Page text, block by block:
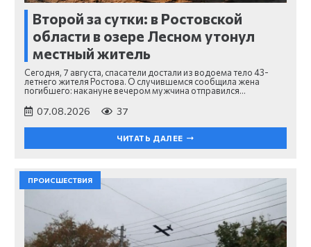
Второй за сутки: в Ростовской
области в озере Лесном утонул
местный житель
Сегодня, 7 августа, спасатели достали из водоема тело 43-
летнего жителя Ростова. О случившемся сообщила жена
погибшего: накануне вечером мужчина отправился…
07.08.2026 37
ЧИТАТЬ ДАЛЕЕ
ПРОИСШЕСТВИЯ